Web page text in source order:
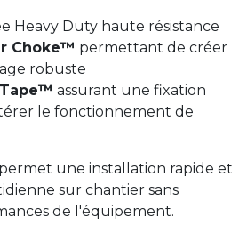
Heavy Duty haute résistance
Choke™ permettant de créer
robuste
assurant une fixation
le fonctionnement de
une installation rapide et
sur chantier sans
de l'équipement.